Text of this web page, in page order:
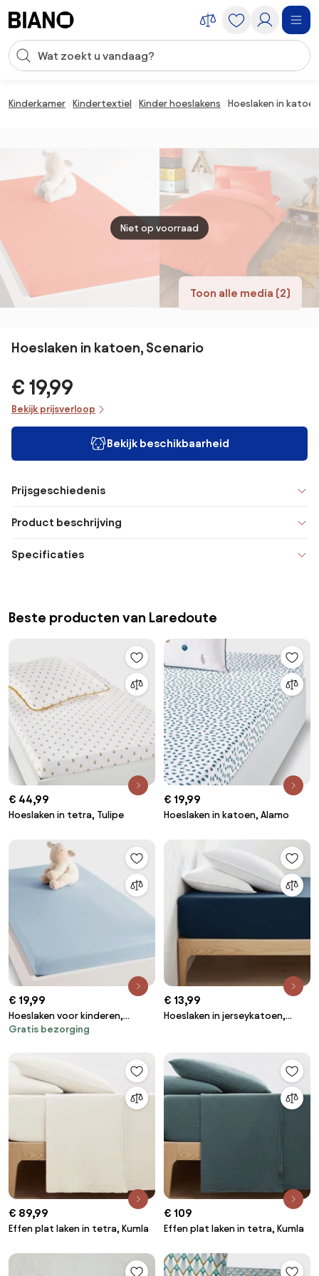
Zoekopdracht invoeren
Kinderkamer Kindertextiel Kinder hoeslakens Hoeslaken in
Toon alle media (2)
Niet op voorraad
Hoeslaken in katoen, Scenario
€ 19,99
Bekijk prijsverloop
Bekijk beschikbaarheid
Prijsgeschiedenis
Product beschrijving
Specificaties
Beste producten van Laredoute
€ 44,99
Hoeslaken in tetra, Tulipe
€ 19,99
Hoeslaken in katoen, Alamo
€ 19,99
Hoeslaken voor kinderen,
katoen, omslag 25 cm, MACHA
Gratis bezorging
€ 13,99
Hoeslaken in jerseykatoen,
€ 89,99
Effen plat laken in tetra, Kumla
€ 109
Effen plat laken in tetra, Kumla